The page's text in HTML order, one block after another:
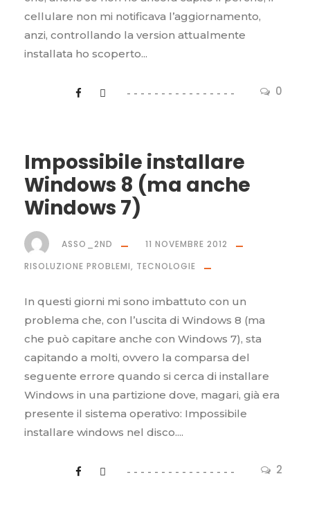
0
cellulare non mi notificava l’aggiornamento,
anzi, controllando la version attualmente
installata ho scoperto...
Impossibile installare
Windows 8 (ma anche
Windows 7)
2
ASSO_2ND
11 NOVEMBRE 2012
RISOLUZIONE PROBLEMI, TECNOLOGIE
In questi giorni mi sono imbattuto con un
problema che, con l’uscita di Windows 8 (ma
che può capitare anche con Windows 7), sta
capitando a molti, ovvero la comparsa del
seguente errore quando si cerca di installare
Windows in una partizione dove, magari, già era
presente il sistema operativo: Impossibile
installare windows nel disco....